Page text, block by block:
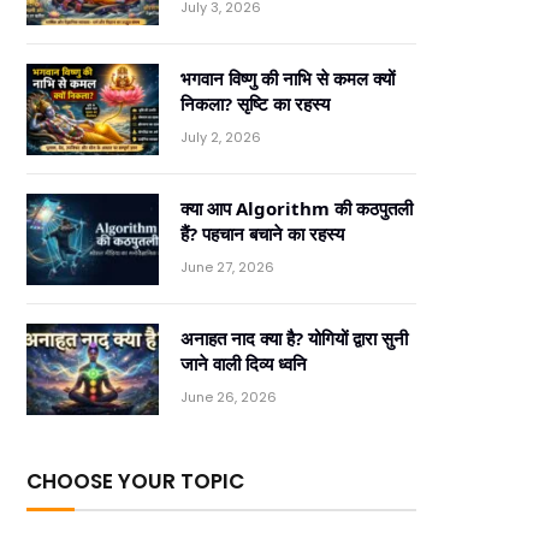
July 3, 2026
भगवान विष्णु की नाभि से कमल क्यों
निकला? सृष्टि का रहस्य
July 2, 2026
क्या आप Algorithm की कठपुतली
हैं? पहचान बचाने का रहस्य
June 27, 2026
अनाहत नाद क्या है? योगियों द्वारा सुनी
जाने वाली दिव्य ध्वनि
June 26, 2026
CHOOSE YOUR TOPIC